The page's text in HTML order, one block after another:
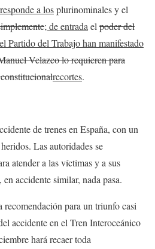
a losplurinominales y el
; de entrada el poder del
Partido del Trabajo han manifestado
Velazco lo requieren para
recortes.
de trenes en España, con un
Las autoridades se
atender a las víctimas y a sus
accidente similar, nada pasa.
recomendación para un triunfo casi
accidente en el Tren Interoceánico
hará recaer toda